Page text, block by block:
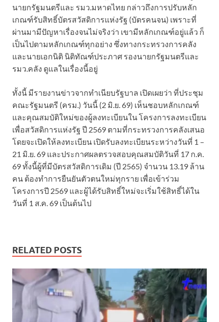
นายกรัฐมนตรีและ รมว.มหาดไทย กล่าวถึงการปรับหลัก
เกณฑ์รับสิทธิ์บัตรสวัสดิการแห่งรัฐ (บัตรคนจน) เพราะที่
ผ่านมามีปัญหาเรื่องจนไม่จริงว่า เขามีหลักเกณฑ์อยู่แล้ว ก็
เป็นไปตามหลักเกณฑ์ทุกอย่าง ซึ่งทางกระทรวงการคลัง
และนายเอกนิติ นิติทัณฑ์ประภาศ รองนายกรัฐมนตรีและ
รมว.คลัง ดูแลในเรื่องนี้อยู่
ทั้งนี้ มีรายงานข่าวจากทำเนียบรัฐบาล เปิดเผยว่า ที่ประชุม
คณะรัฐมนตรี (ครม.) วันนี้ (2 มิ.ย. 69) เห็นชอบหลักเกณฑ์
และคุณสมบัติใหม่ของผู้ลงทะเบียนใน โครงการลงทะเบียน
เพื่อสวัสดิการแห่งรัฐ ปี 2569 ตามที่กระทรวงการคลังเสนอ
โดยจะเปิดให้ลงทะเบียน เปิดรับลงทะเบียนระหว่างวันที่ 1 –
21 มิ.ย. 69 และประกาศผลตรวจสอบคุณสมบัติวันที่ 17 ก.ค.
69 ทั้งนี้ผู้ที่มีบัตรสวัสดิการเดิม (ปี 2565) จำนวน 13.19 ล้าน
คน ต้องทำการยืนยันตัวตนใหม่ทุกราย เพื่อเข้าร่วม
โครงการปี 2569 และผู้ได้รับสิทธิ์ใหม่จะเริ่มใช้สิทธิ์ได้ใน
วันที่ 1 ส.ค. 69 เป็นต้นไป
RELATED POSTS